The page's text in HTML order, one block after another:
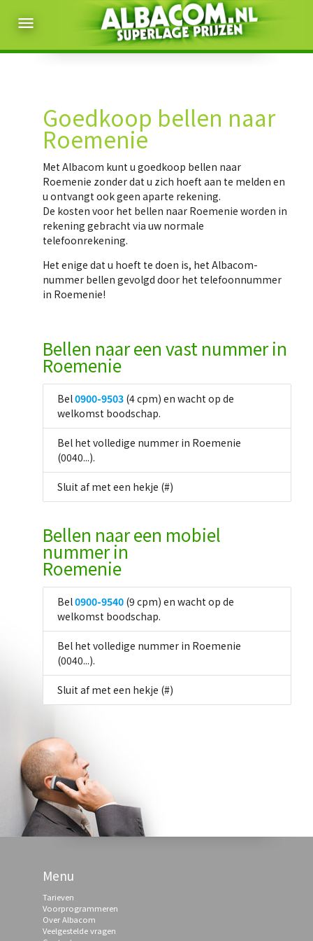
menu
Goedkoop bellen naar
Roemenie
Met Albacom kunt ugoedkoop bellen naar
Roemenie zonder dat u zich hoeft aan te melden en
u ontvangt ook geen aparte rekening.
De kosten voor het bellen naar Roemenie worden in
rekening gebracht via uw normale
telefoonrekening.
Het enige dat u hoeft te doen is, het Albacom-
nummer bellen gevolgd door het telefoonnummer
in Roemenie!
Bellen naar een vast nummer in
Roemenie
Bel0900-9503 (4 cpm) en wacht op de
welkomst boodschap.
Bel het volledige nummer in Roemenie
(0040...).
Sluit af met een hekje (#)
Bellen naar een mobiel
nummer in
Roemenie
Bel0900-9540 (9 cpm) en wacht op de
welkomst boodschap.
Bel het volledige nummer in Roemenie
(0040...).
Sluit af met een hekje (#)
Menu
Tarieven
Voorprogrammeren
Over Albacom
Veelgestelde vragen